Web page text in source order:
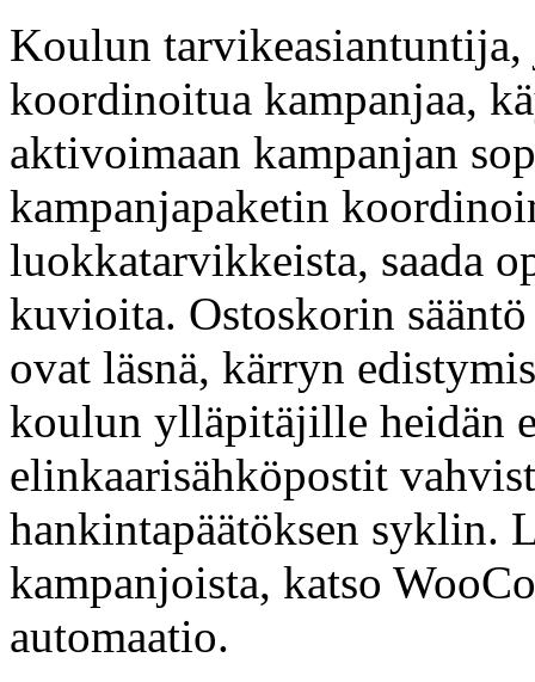
Koulun
koordinoitua kampanjaa,
aktivoimaan kampanjan
kampanjapaketin
luokkatarvikkeista, saada
kuvioita. Ostoskorin
ovat läsnä, kärryn
koulun ylläpitäjille heidän
elinkaarisähköpostit
hankintapäätöksen syklin.
kampanjoista, katso
automaatio.